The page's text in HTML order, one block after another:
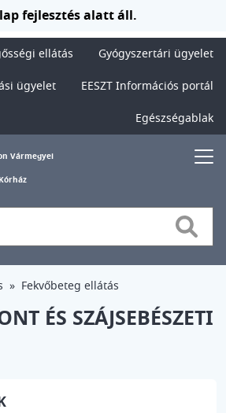
fejlesztés alatt áll.
ellátás
Gyógyszertári ügyelet
ügyelet
EESZT Információs portál
Egészségablak
Vármegyei
Search
Fekvőbeteg ellátás
ÉS SZÁJSEBÉSZETI